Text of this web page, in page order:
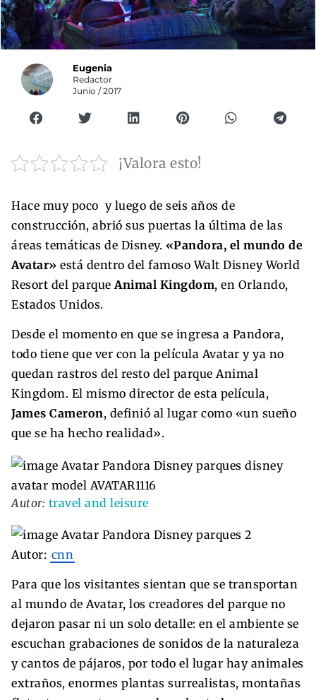
Eugenia
Redactor
Junio / 2017
¡Valora esto!
Hace muy poco y luego de seis años de
construcción, abrió sus puertas la última de las
áreas temáticas de Disney. «Pandora, el mundo de
Avatar» está dentro del famoso Walt Disney World
Resort del parque Animal Kingdom, en Orlando,
Estados Unidos.
Desde el momento en que se ingresa a Pandora,
todo tiene que ver con la película Avatar y ya no
quedan rastros del resto del parque Animal
Kingdom. El mismo director de esta película,
James Cameron, definió al lugar como «un sueño
que se ha hecho realidad».
Autor: travel and leisure
Autor: cnn
Para que los visitantes sientan que se transportan
al mundo de Avatar, los creadores del parque no
dejaron pasar ni un solo detalle: en el ambiente se
escuchan grabaciones de sonidos de la naturaleza
y cantos de pájaros, por todo el lugar hay animales
extraños, enormes plantas surrealistas, montañas